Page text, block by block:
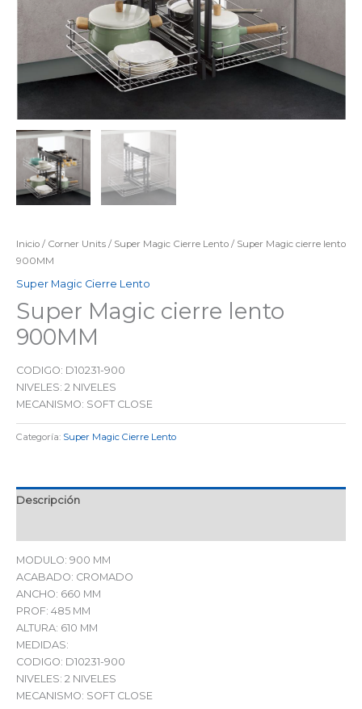
Inicio / Corner Units / Super Magic Cierre Lento / Super Magic cierre lento
900MM
Super Magic Cierre Lento
Super Magic cierre lento
900MM
CODIGO: D10231-900
NIVELES: 2 NIVELES
MECANISMO: SOFT CLOSE
Categoría: Super Magic Cierre Lento
Descripción
MODULO: 900 MM
ACABADO: CROMADO
ANCHO: 660 MM
PROF: 485 MM
ALTURA: 610 MM
MEDIDAS:
CODIGO: D10231-900
NIVELES: 2 NIVELES
MECANISMO: SOFT CLOSE